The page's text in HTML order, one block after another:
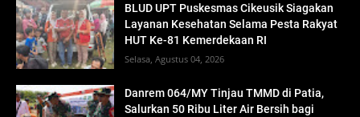
BLUD UPT Puskesmas Cikeusik Siagakan
Layanan Kesehatan Selama Pesta Rakyat
HUT Ke-81 Kemerdekaan RI
Selasa, Agustus 04, 2026
Danrem 064/MY Tinjau TMMD di Patia,
Salurkan 50 Ribu Liter Air Bersih bagi